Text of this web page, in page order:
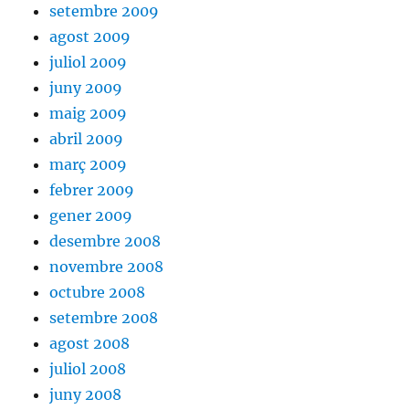
setembre 2009
agost 2009
juliol 2009
juny 2009
maig 2009
abril 2009
març 2009
febrer 2009
gener 2009
desembre 2008
novembre 2008
octubre 2008
setembre 2008
agost 2008
juliol 2008
juny 2008